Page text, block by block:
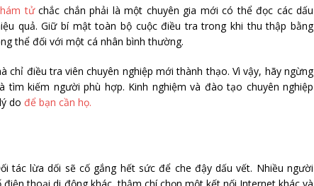
tửchắc chắn phải là một chuyên gia mới có thể đọc các dấu
quả. Giữ bí mật toàn bộ cuộc điều tra trong khi thu thập bằng
thể đối với một cá nhân bình thường.
chỉ điều tra viên chuyên nghiệp mới thành thạo. Vì vậy, hãy ngừng
tìm kiếm người phù hợp. Kinh nghiệm và đào tạo chuyên nghiệp
do để bạn cần họ.
tác lừa dối sẽ cố gắng hết sức để che đậy dấu vết. Nhiều người